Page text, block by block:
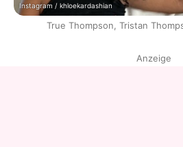
Instagram / khloekardashian
True Thompson, Tristan
Anzeige